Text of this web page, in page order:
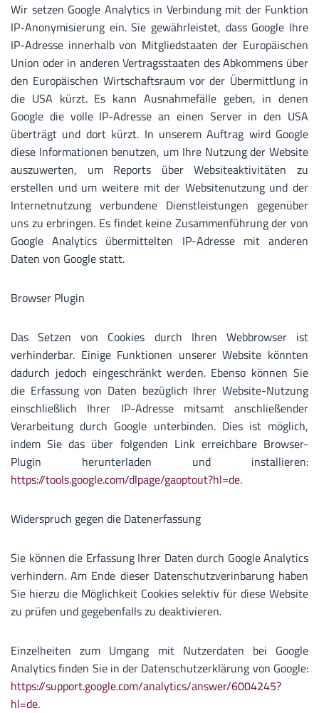
Wir setzen Google Analytics in Verbindung mit der Funktion
IP-Anonymisierung ein. Sie gewährleistet, dass Google Ihre
IP-Adresse innerhalb von Mitgliedstaaten der Europäischen
Union oder in anderen Vertragsstaaten des Abkommens über
den Europäischen Wirtschaftsraum vor der Übermittlung in
die USA kürzt. Es kann Ausnahmefälle geben, in denen
Google die volle IP-Adresse an einen Server in den USA
überträgt und dort kürzt. In unserem Auftrag wird Google
diese Informationen benutzen, um Ihre Nutzung der Website
auszuwerten, um Reports über Websiteaktivitäten zu
erstellen und um weitere mit der Websitenutzung und der
Internetnutzung verbundene Dienstleistungen gegenüber
uns zu erbringen. Es findet keine Zusammenführung der von
Google Analytics übermittelten IP-Adresse mit anderen
Daten von Google statt.
Browser Plugin
Das Setzen von Cookies durch Ihren Webbrowser ist
verhinderbar. Einige Funktionen unserer Website könnten
dadurch jedoch eingeschränkt werden. Ebenso können Sie
die Erfassung von Daten bezüglich Ihrer Website-Nutzung
einschließlich Ihrer IP-Adresse mitsamt anschließender
Verarbeitung durch Google unterbinden. Dies ist möglich,
indem Sie das über folgenden Link erreichbare Browser-
Plugin herunterladen und installieren:
https://tools.google.com/dlpage/gaoptout?hl=de.
Widerspruch gegen die Datenerfassung
Sie können die Erfassung Ihrer Daten durch Google Analytics
verhindern. Am Ende dieser Datenschutzverinbarung haben
Sie hierzu die Möglichkeit Cookies selektiv für diese Website
zu prüfen und gegebenfalls zu deaktivieren.
Einzelheiten zum Umgang mit Nutzerdaten bei Google
Analytics finden Sie in der Datenschutzerklärung von Google:
https://support.google.com/analytics/answer/6004245?
hl=de.